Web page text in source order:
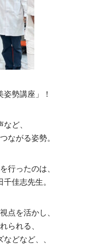
勢講座」！
ど、
ながる姿勢。
行ったのは、
佳志先生。
点を活かし、
られる、
どなど、、